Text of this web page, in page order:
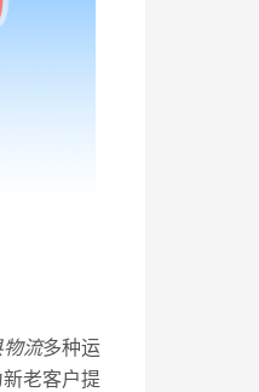
流多种运
老客户提